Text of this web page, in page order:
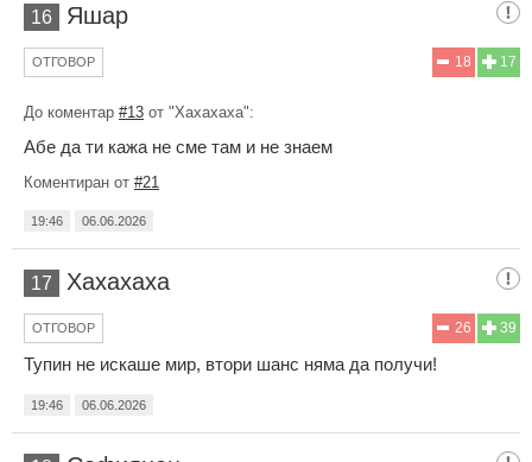
16 Яшар
17
18
ОТГОВОР
До коментар #13 от "Хахахаха":
Абе да ти кажа не сме там и не знаем
Коментиран от #21
19:46 06.06.2026
17 Хахахаха
39
26
ОТГОВОР
Тупин не искаше мир, втори шанс няма да получи!
19:46 06.06.2026